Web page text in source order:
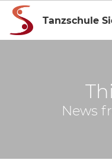
Tanzschule
News